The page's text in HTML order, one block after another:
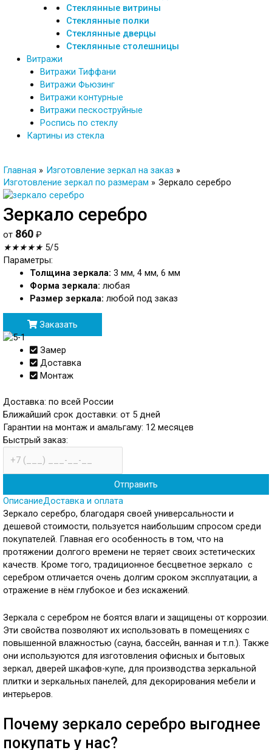
Стеклянные витрины
Стеклянные полки
Стеклянные дверцы
Стеклянные столешницы
Витражи
Витражи Тиффани
Витражи Фьюзинг
Витражи контурные
Витражи пескоструйные
Роспись по стеклу
Картины из стекла
Главная
Изготовление зеркал на заказ
Изготовление зеркал по размерам
Зеркало серебро
Зеркало серебро
от 860 ₽
★★★★★ 5/5
Параметры:
Толщина зеркала: 3 мм, 4 мм, 6 мм
Форма зеркала: любая
Размер зеркала: любой под заказ
Заказать
Замер
Доставка
Монтаж
Доставка: по всей России
Ближайший срок доставки: от 5 дней
Гарантии на монтаж и амальгаму: 12 месяцев
Быстрый заказ:
ОписаниеДоставка и оплата
Зеркало серебро, благодаря своей универсальности и
дешевой стоимости, пользуется наибольшим спросом среди
покупателей. Главная его особенность в том, что на
протяжении долгого времени не теряет своих эстетических
качеств. Кроме того, традиционное бесцветное зеркало с
серебром отличается очень долгим сроком эксплуатации, а
отражение в нём глубокое и без искажений.
Зеркала с серебром не боятся влаги и защищены от коррозии.
Эти свойства позволяют их использовать в помещениях с
повышенной влажностью (сауна, бассейн, ванная и т.п.). Также
они используются для изготовления офисных и бытовых
зеркал, дверей шкафов-купе, для производства зеркальной
плитки и зеркальных панелей, для декорирования мебели и
интерьеров.
Почему зеркало серебро выгоднее
покупать у нас?